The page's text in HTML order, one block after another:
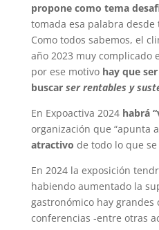
propone como tema
tomada esa palabra
Como todos sabemos, el
año 2023 muy complicado
por ese motivo hay que
buscar ser rentables y
En Expoactiva 2024 habrá
organización que “apunta
atractivo de todo lo que se
En 2024 la exposición
habiendo aumentado la
gastronómico hay grandes
conferencias -entre otras